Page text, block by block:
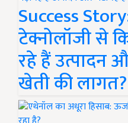
Success
टेक्नोलॉजी से
रहे हैं उत्पादन
खेती की लागत?